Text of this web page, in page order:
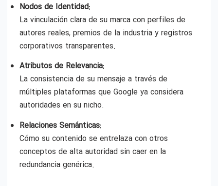
Nodos de Identidad:
La vinculación clara de su marca con perfiles de
autores reales, premios de la industria y registros
corporativos transparentes.
Atributos de Relevancia:
La consistencia de su mensaje a través de
múltiples plataformas que Google ya considera
autoridades en su nicho.
Relaciones Semánticas:
Cómo su contenido se entrelaza con otros
conceptos de alta autoridad sin caer en la
redundancia genérica.